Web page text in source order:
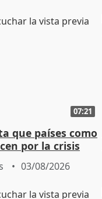
07:21
que países como
por la crisis
03/08/2026